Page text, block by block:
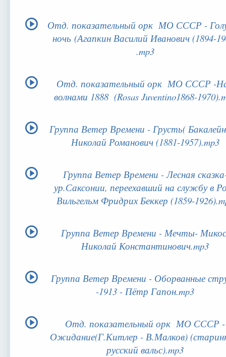
Отд. показательный орк МО СССР -
ночь (Агапкин Василий Иванович (1894-
.mp3
Отд. показательный орк МО СССР -
волнами 1888 (Rosas Juventino1868-
Группа Ветер Времени - Грусть(
Николай Романович (1881-1957).mp3
Группа Ветер Времени - Лесная
ур.Саксонии, переехавший на службу в
Вильгельм Фридрих Беккер (1859-
Группа Ветер Времени - Мечты-
Николай Константинович.mp3
Группа Ветер Времени - Оборванные
-1913 - Пётр Гапон.mp3
Отд. показательный орк МО СССР -
Ожидание(Г.Китлер - В.Малков)
русский вальс).mp3